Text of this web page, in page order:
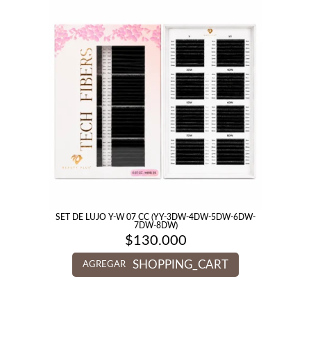
SET DE LUJO Y-W 07 CC (YY-3DW-4DW-5DW-6DW-
7DW-8DW)
$130.000
AGREGAR SHOPPING_CART